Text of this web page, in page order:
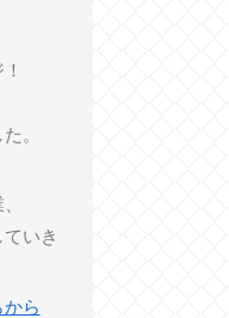
。
、
いき
ら